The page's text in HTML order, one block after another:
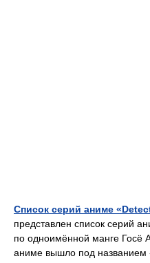
Список серий аниме
представлен список серий
по одноимённой манге Госё
аниме вышло под названием